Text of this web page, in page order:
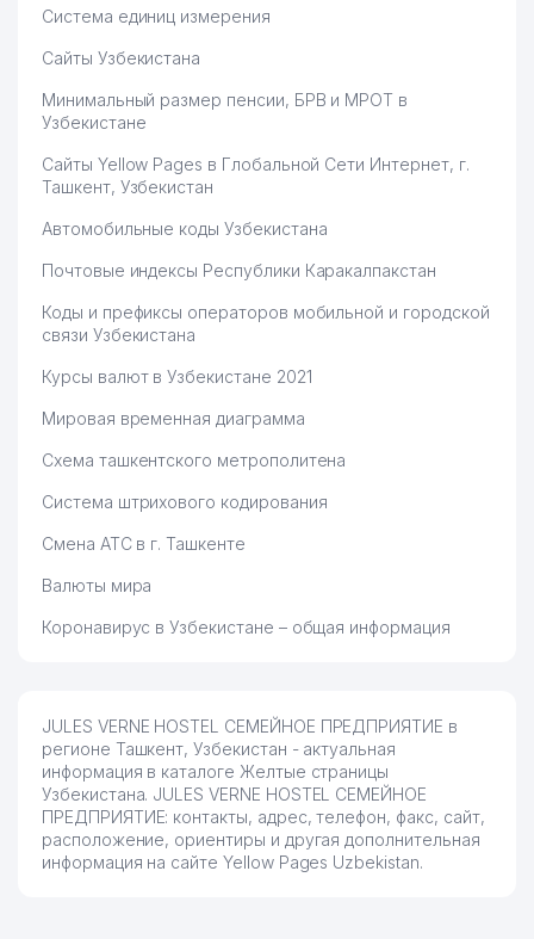
Система единиц измерения
Сайты Узбекистана
Минимальный размер пенсии, БРВ и МРОТ в
Узбекистане
Сайты Yellow Pages в Глобальной Сети Интернет, г.
Ташкент, Узбекистан
Автомобильные коды Узбекистана
Почтовые индексы Республики Каракалпакстан
Коды и префиксы операторов мобильной и городской
связи Узбекистана
Курсы валют в Узбекистане 2021
Мировая временная диаграмма
Схема ташкентского метрополитена
Система штрихового кодирования
Смена АТС в г. Ташкенте
Валюты мира
Коронавирус в Узбекистане – общая информация
JULES VERNE HOSTEL СЕМЕЙНОЕ ПРЕДПРИЯТИЕ в
регионе Ташкент, Узбекистан - актуальная
информация в каталоге Желтые страницы
Узбекистана. JULES VERNE HOSTEL СЕМЕЙНОЕ
ПРЕДПРИЯТИЕ: контакты, адрес, телефон, факс, сайт,
расположение, ориентиры и другая дополнительная
информация на сайте Yellow Pages Uzbekistan.